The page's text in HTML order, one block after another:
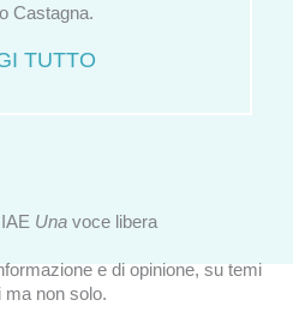
Castagna.
TUTTO
Una voce libera
e di opinione, su temi
ma non solo.